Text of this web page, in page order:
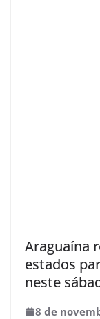
Araguaína
estados
neste
8 de